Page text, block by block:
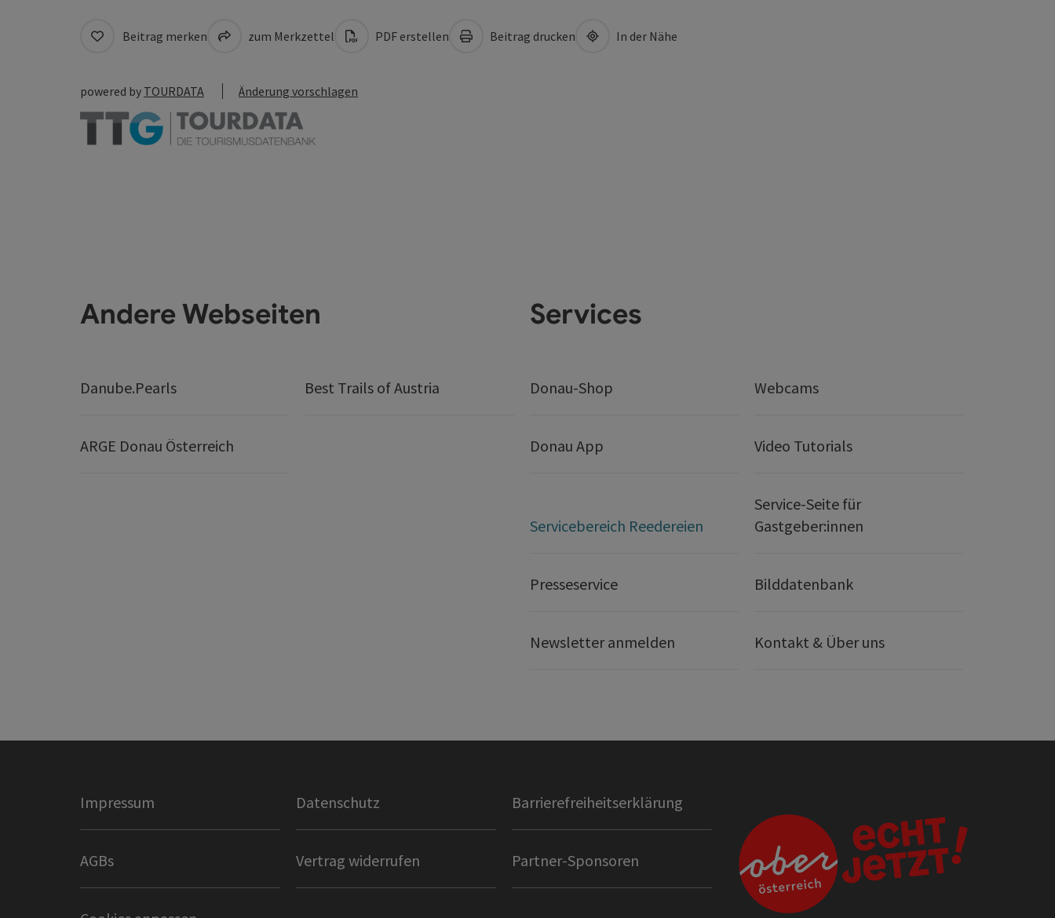
Beitrag merken zum Merkzettel PDF erstellen Beitrag drucken In der Nähe
powered by TOURDATA Änderung vorschlagen
Andere Webseiten
Danube.Pearls Best Trails of Austria
ARGE Donau Österreich
Services
Donau-Shop Webcams
Donau App Video Tutorials
Servicebereich Reedereien
Service-Seite für
Gastgeber:innen
Presseservice Bilddatenbank
Newsletter anmelden Kontakt & Über uns
Impressum Datenschutz Barrierefreiheitserklärung
AGBs Vertrag widerrufen Partner-Sponsoren